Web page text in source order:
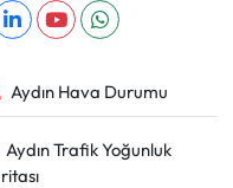
Aydın Hava Durumu
Aydın Trafik Yoğunluk